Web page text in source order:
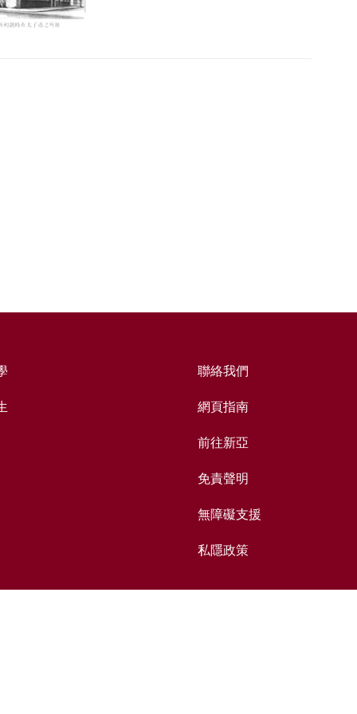
聯絡我們
網頁指南
前往新亞
免責聲明
無障礙支援
私隱政策